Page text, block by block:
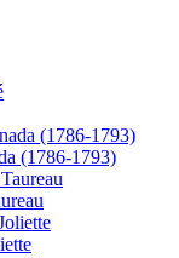
(1786-1793)